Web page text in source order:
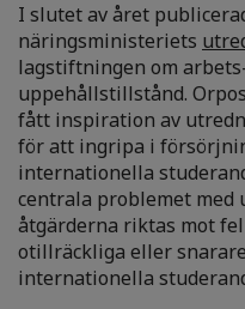
I slutet av året
näringsministeriets
lagstiftningen om
uppehållstillstånd.
fått inspiration av
för att ingripa i
internationella
centrala problemet med
åtgärderna riktas mot
otillräckliga eller
internationella